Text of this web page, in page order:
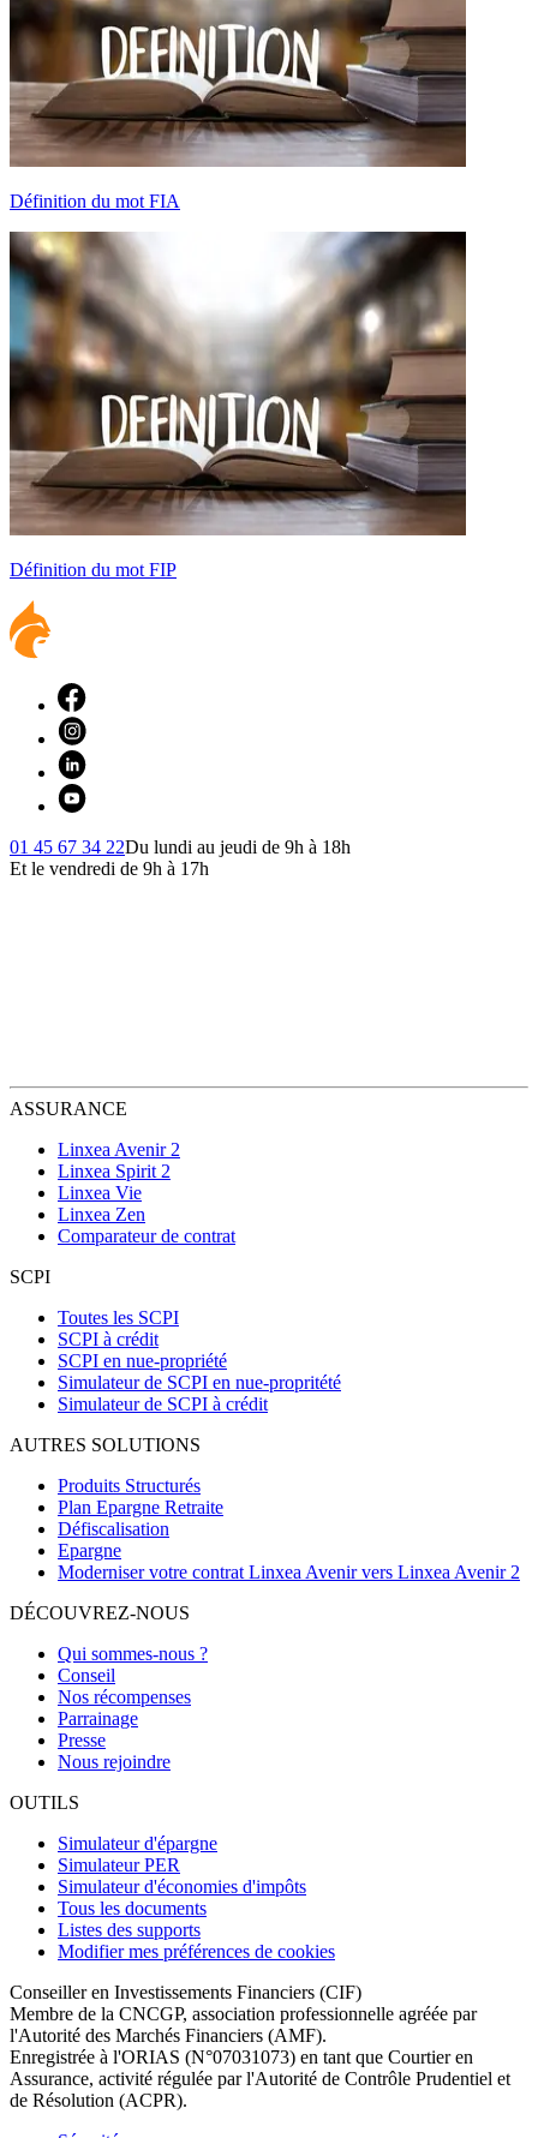
Définition du mot FIA
Définition du mot FIP
01 45 67 34 22Du lundi au jeudi de 9h à 18h
Et le vendredi de 9h à 17h
ASSURANCE
Linxea Avenir 2
Linxea Spirit 2
Linxea Vie
Linxea Zen
Comparateur de contrat
SCPI
Toutes les SCPI
SCPI à crédit
SCPI en nue-propriété
Simulateur de SCPI en nue-propritété
Simulateur de SCPI à crédit
AUTRES SOLUTIONS
Produits Structurés
Plan Epargne Retraite
Défiscalisation
Epargne
Moderniser votre contrat Linxea Avenir vers Linxea Avenir 2
DÉCOUVREZ-NOUS
Qui sommes-nous ?
Conseil
Nos récompenses
Parrainage
Presse
Nous rejoindre
OUTILS
Simulateur d'épargne
Simulateur PER
Simulateur d'économies d'impôts
Tous les documents
Listes des supports
Modifier mes préférences de cookies
Conseiller en Investissements Financiers (CIF)
Membre de la CNCGP, association professionnelle agréée par
l'Autorité des Marchés Financiers (AMF).
Enregistrée à l'ORIAS (N°07031073) en tant que Courtier en
Assurance, activité régulée par l'Autorité de Contrôle Prudentiel et
de Résolution (ACPR).